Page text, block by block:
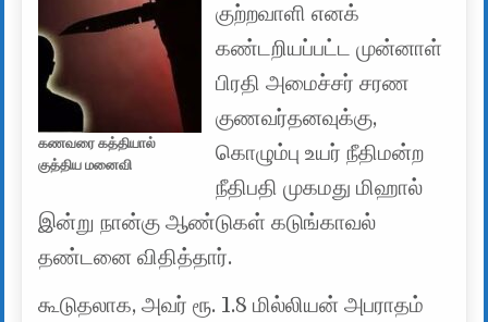
கணவரை கத்தியால்
குத்திய மனைவி
குற்றவாளி எனக்
கண்டறியப்பட்ட முன்னாள்
பிரதி அமைச்சர் சரண
குணவர்தனவுக்கு,
கொழும்பு உயர் நீதிமன்ற
நீதிபதி முகமது மிஹால்
இன்று நான்கு ஆண்டுகள் கடுங்காவல்
தண்டனை விதித்தார்.
கூடுதலாக, அவர் ரூ. 1.8 மில்லியன் அபராதம்